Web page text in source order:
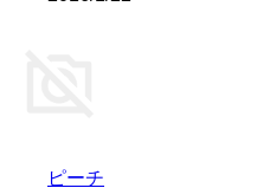
ピーチ